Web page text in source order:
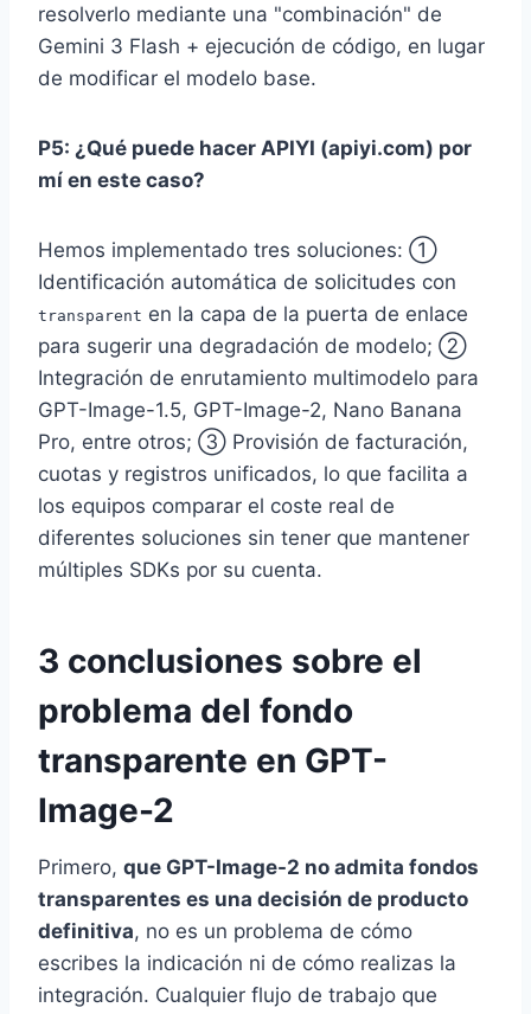
resolverlo mediante una "combinación" de
Gemini 3 Flash + ejecución de código, en lugar
de modificar el modelo base.
P5: ¿Qué puede hacer APIYI (apiyi.com) por
mí en este caso?
Hemos implementado tres soluciones: ①
Identificación automática de solicitudes con
transparent en la capa de la puerta de enlace
para sugerir una degradación de modelo; ②
Integración de enrutamiento multimodelo para
GPT-Image-1.5, GPT-Image-2, Nano Banana
Pro, entre otros; ③ Provisión de facturación,
cuotas y registros unificados, lo que facilita a
los equipos comparar el coste real de
diferentes soluciones sin tener que mantener
múltiples SDKs por su cuenta.
3 conclusiones sobre el
problema del fondo
transparente en GPT-
Image-2
Primero, que GPT-Image-2 no admita fondos
transparentes es una decisión de producto
definitiva, no es un problema de cómo
escribes la indicación ni de cómo realizas la
integración. Cualquier flujo de trabajo que